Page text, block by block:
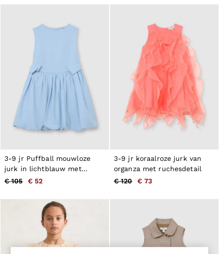
All Shoes
Hats, Gloves & Scarves
Socks & Tights
All Accessories
Linen Collection
Workwear
Atelier
Co-ords
Reiss | NYBG
NEW
New Arrivals
Pre-Autumn Collection
Wedding Guest & Occasion
Holiday
T-Shirts
Polo Shirts
Trousers
Shorts
Swimwear
3-9 jr Puffball mouwloze
jurk in lichtblauw met
strikdetail
€ 105 € 52
3-9 jr koraalroze jurk van
organza met ruchesdetail
€ 120
€ 73